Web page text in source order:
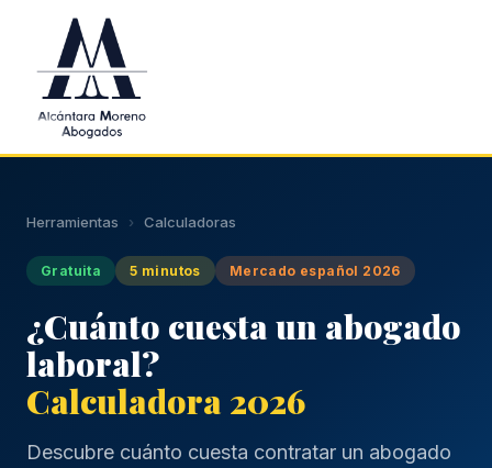
Herramientas › Calculadoras
Gratuita 5 minutos Mercado español 2026
¿Cuánto cuesta un abogado
laboral?
Calculadora 2026
Descubre cuánto cuesta contratar un abogado